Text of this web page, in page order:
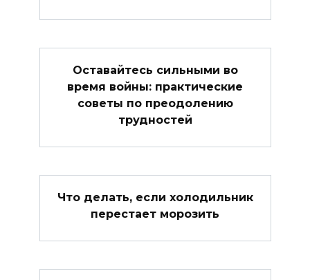
Оставайтесь сильными во
время войны: практические
советы по преодолению
трудностей
Что делать, если холодильник
перестает морозить